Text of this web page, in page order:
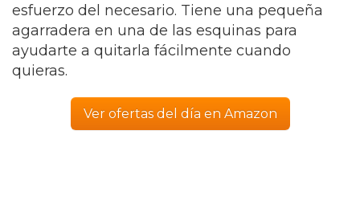
esfuerzo del necesario. Tiene una pequeña
agarradera en una de las esquinas para
ayudarte a quitarla fácilmente cuando
quieras.
Ver ofertas del día en Amazon